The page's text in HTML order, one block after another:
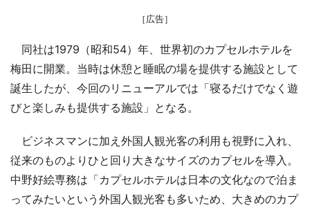
［広告］
同社は1979（昭和54）年、世界初のカプセルホテルを
梅田に開業。当時は休憩と睡眠の場を提供する施設として
誕生したが、今回のリニューアルでは「寝るだけでなく遊
びと楽しみも提供する施設」となる。
ビジネスマンに加え外国人観光客の利用も視野に入れ、
従来のものよりひと回り大きなサイズのカプセルを導入。
中野好絵専務は「カプセルホテルは日本の文化なので泊ま
ってみたいという外国人観光客も多いため、大きめのカプ